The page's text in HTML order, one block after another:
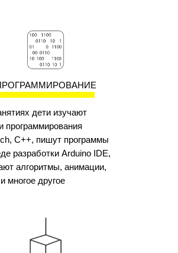
дети изучают
программирования
C++, пишут программы
разработки Arduino IDE,
алгоритмы, анимации,
многое другое